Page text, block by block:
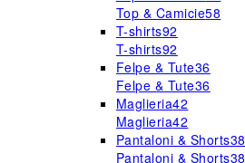
Top & Camicie58
T-shirts92
T-shirts92
Felpe & Tute36
Felpe & Tute36
Maglieria42
Maglieria42
Pantaloni & Shorts38
Pantaloni & Shorts38